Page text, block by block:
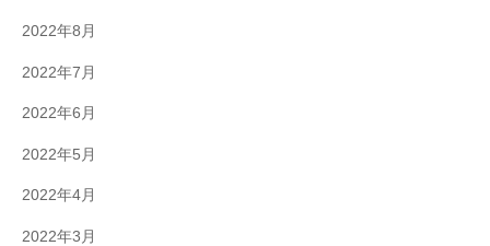
2022年8月
2022年7月
2022年6月
2022年5月
2022年4月
2022年3月